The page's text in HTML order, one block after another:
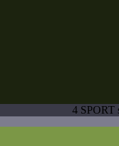
4 SPORT